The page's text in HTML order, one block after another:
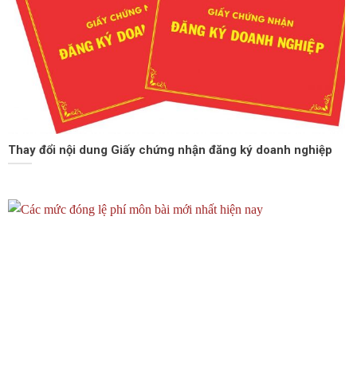
Thay đổi nội dung Giấy chứng nhận đăng ký doanh nghiệp